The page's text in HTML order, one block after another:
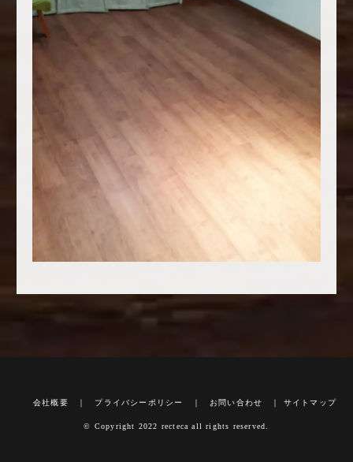
会社概要 ｜ プライバシーポリシー ｜ お問い合わせ ｜ サイトマップ
© Copyright 2022 recteca all rights reserved.